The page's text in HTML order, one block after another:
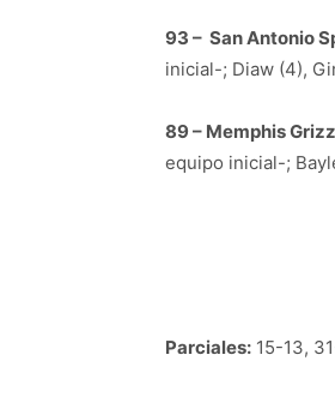
93 – San Antonio
inicial-; Diaw (4),
89 – Memphis
equipo inicial-;
Parciales: 15-13,